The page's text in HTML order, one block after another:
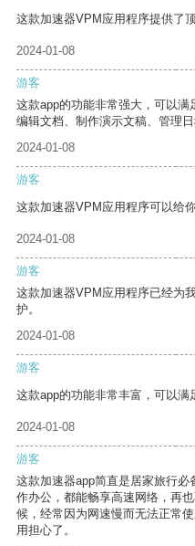
这款加速器VPM应用程序提供了
2024-01-08
游客
这款app的功能非常强大，可以
编辑文档、制作演示文稿、管理日
2024-01-08
游客
这款加速器VPM应用程序可以给
2024-01-08
游客
这款加速器VPM应用程序已经为
护。
2024-01-08
游客
这款app的功能非常丰富，可以满
2024-01-08
游客
这款加速器app简直是居家旅行
作办公，都能畅享高速网络，再
候，经常因为网速慢而无法正常
用担心了。